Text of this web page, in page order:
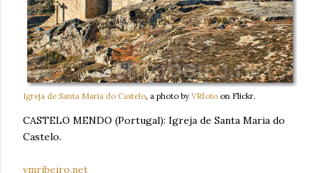
Igreja de Santa Maria do Castelo, a photo by VRfoto on Flickr.
CASTELO MENDO (Portugal): Igreja de Santa Maria do
Castelo.
vmribeiro.net